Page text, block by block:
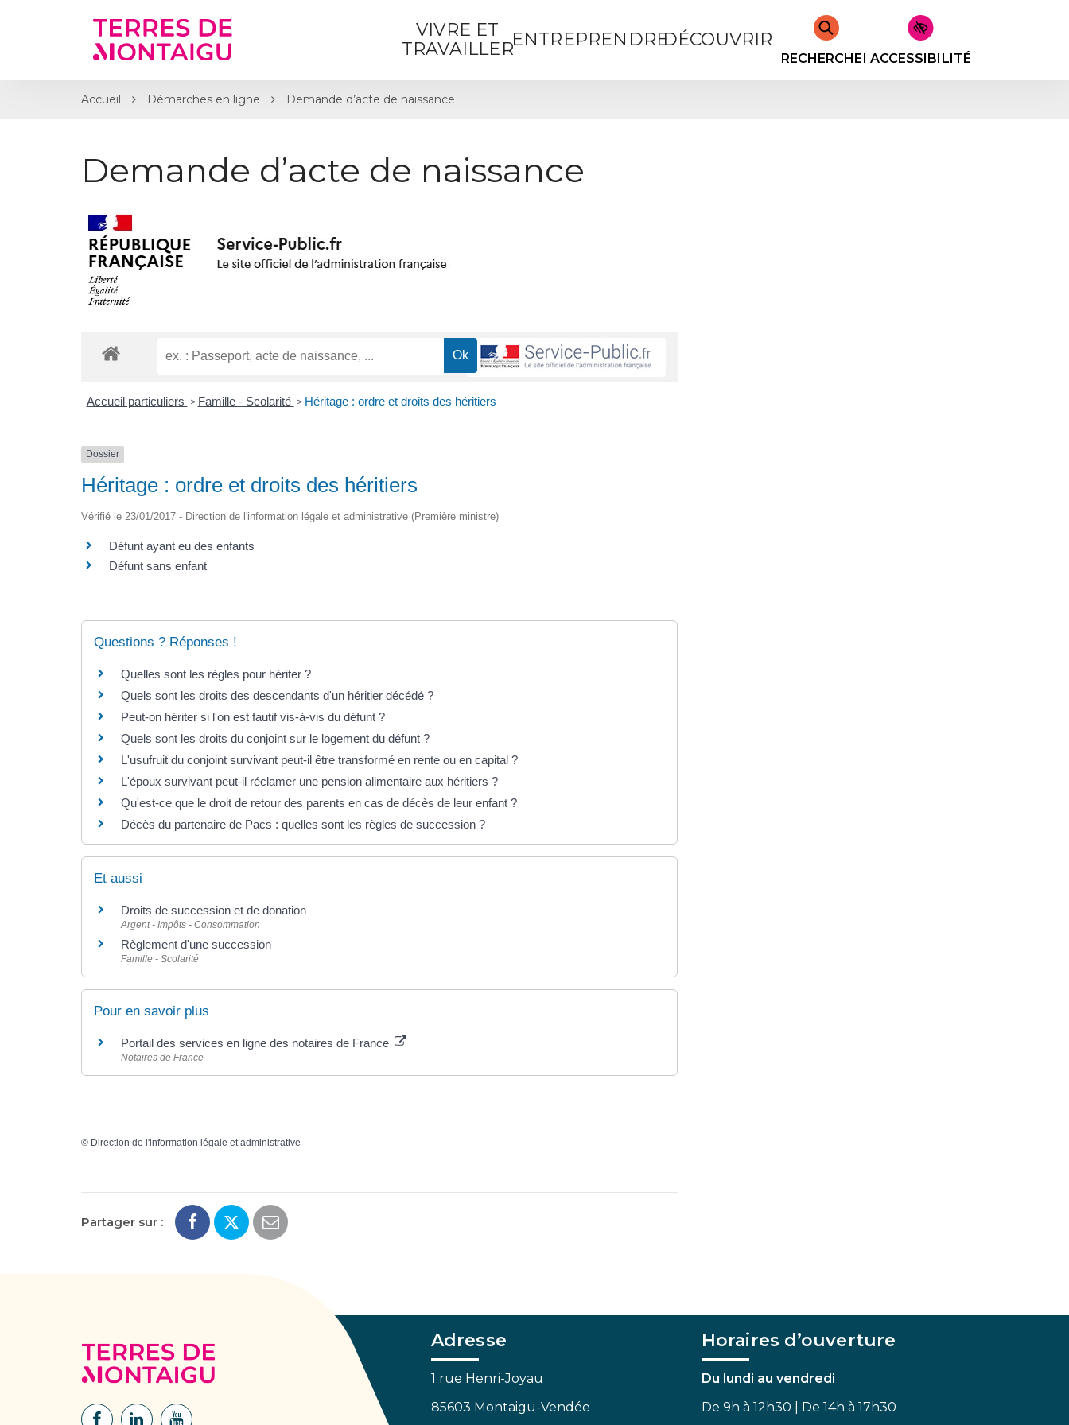
VIVRE ET
TRAVAILLERENTREPRENDREDÉCOUVRIR
RECHERCHERACCESSIBILITÉ
Accueil Démarches en ligne Demande d’acte de naissance
Demande d’acte de naissance
Accueil particuliers > Famille - Scolarité > Héritage : ordre et droits des héritiers
Dossier
Héritage : ordre et droits des héritiers
Vérifié le 23/01/2017 - Direction de l'information légale et administrative (Première ministre)
Défunt ayant eu des enfants
Défunt sans enfant
Questions ? Réponses !
Quelles sont les règles pour hériter ?
Quels sont les droits des descendants d'un héritier décédé ?
Peut-on hériter si l'on est fautif vis-à-vis du défunt ?
Quels sont les droits du conjoint sur le logement du défunt ?
L'usufruit du conjoint survivant peut-il être transformé en rente ou en capital ?
L'époux survivant peut-il réclamer une pension alimentaire aux héritiers ?
Qu'est-ce que le droit de retour des parents en cas de décès de leur enfant ?
Décès du partenaire de Pacs : quelles sont les règles de succession ?
Et aussi
Droits de succession et de donation
Argent - Impôts - Consommation
Règlement d'une succession
Famille - Scolarité
Pour en savoir plus
Portail des services en ligne des notaires de France
Notaires de France
© Direction de l'information légale et administrative
Partager sur :
Adresse
1 rue Henri-Joyau
85603 Montaigu-Vendée
Horaires d’ouverture
Du lundi au vendredi
De 9h à 12h30 | De 14h à 17h30